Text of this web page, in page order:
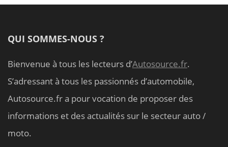
QUI SOMMES-NOUS ?
Bienvenue à tous les lecteurs d’Autosource.fr.
S’adressant à tous les passionnés d’automobile,
Autosource.fr a pour vocation de proposer des
informations et des actualités sur le secteur auto /
moto.